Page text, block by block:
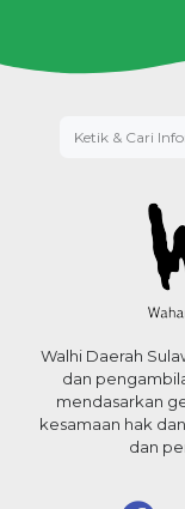
Walhi Daerah
dan
mendasarkan
kesamaan hak
dan